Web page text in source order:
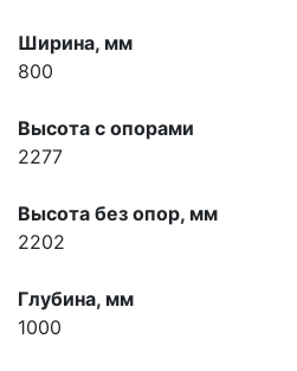
Ширина, мм
800
Высота с опорами
2277
Высота без опор, мм
2202
Глубина, мм
1000